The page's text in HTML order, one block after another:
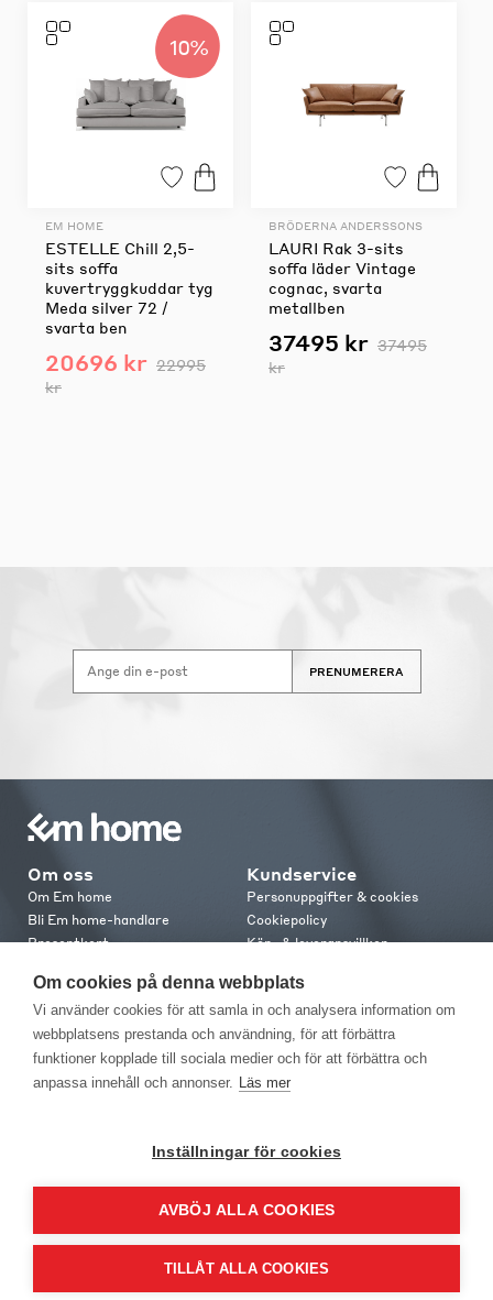
10%
EM HOME
ESTELLE Chill 2,5-
sits soffa
kuvertryggkuddar tyg
Meda silver 72 /
svarta ben
20696 kr 22995
kr
BRÖDERNA ANDERSSONS
LAURI Rak 3-sits
soffa läder Vintage
cognac, svarta
metallben
37495 kr 37495
kr
PRENUMERERA
Om oss
Om Em home
Bli Em home-handlare
Presentkort
Em home Club
Medlemsvillkor
Kundservice
Personuppgifter & cookies
Cookiepolicy
Köp- & leveransvillkor
Retur & reklamation
Kontakt
Kontakta oss
Om cookies på denna webbplats
Vi använder cookies för att samla in och analysera information om
webbplatsens prestanda och användning, för att förbättra
funktioner kopplade till sociala medier och för att förbättra och
anpassa innehåll och annonser. Läs mer
Inställningar för cookies
AVBÖJ ALLA COOKIES
TILLÅT ALLA COOKIES